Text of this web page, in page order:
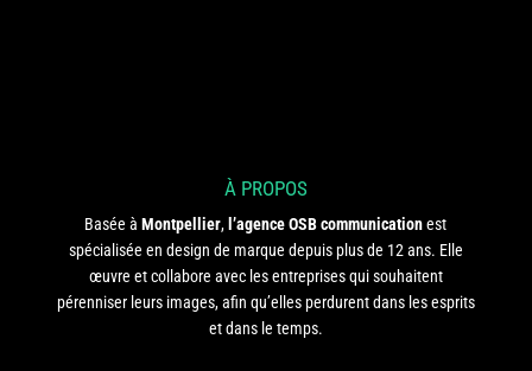
À PROPOS
Basée àMontpellier, l’agence OSB communicationest
spécialisée en design de marque depuis plus de 12 ans. Elle
œuvre et collabore avec les entreprises qui souhaitent
pérenniser leurs images, afin qu’elles perdurent dans les esprits
et dans le temps.